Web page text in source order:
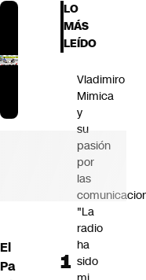
El
Pa
LO
MÁS
LEÍDO
Vladimiro
Mimica
y
su
pasión
por
las
"La
radio
ha
sido